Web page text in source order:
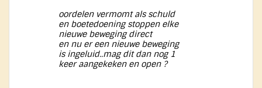
oordelen vermomt als schuld
en boetedoening stoppen elke
nieuwe beweging direct
en nu er een nieuwe beweging
is ingeluid..mag dit dan nog 1
keer aangekeken en open ?